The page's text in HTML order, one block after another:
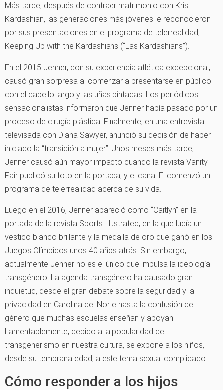
Más tarde, después de contraer matrimonio con Kris
Kardashian, las generaciones más jóvenes le reconocieron
por sus presentaciones en el programa de telerrealidad,
Keeping Up with the Kardashians (“Las Kardashians”).
En el 2015 Jenner, con su experiencia atlética excepcional,
causó gran sorpresa al comenzar a presentarse en público
con el cabello largo y las uñas pintadas. Los periódicos
sensacionalistas informaron que Jenner había pasado por un
proceso de cirugía plástica. Finalmente, en una entrevista
televisada con Diana Sawyer, anunció su decisión de haber
iniciado la “transición a mujer”. Unos meses más tarde,
Jenner causó aún mayor impacto cuando la revista Vanity
Fair publicó su foto en la portada, y el canal E! comenzó un
programa de telerrealidad acerca de su vida.
Luego en el 2016, Jenner apareció como “Caitlyn” en la
portada de la revista Sports Illustrated, en la que lucía un
vestico blanco brillante y la medalla de oro que ganó en los
Juegos Olímpicos unos 40 años atrás. Sin embargo,
actualmente Jenner no es el único que impulsa la ideología
transgénero. La agenda transgénero ha causado gran
inquietud, desde el gran debate sobre la seguridad y la
privacidad en Carolina del Norte hasta la confusión de
género que muchas escuelas enseñan y apoyan.
Lamentablemente, debido a la popularidad del
transgenerismo en nuestra cultura, se expone a los niños,
desde su temprana edad, a este tema sexual complicado.
Cómo responder a los hijos